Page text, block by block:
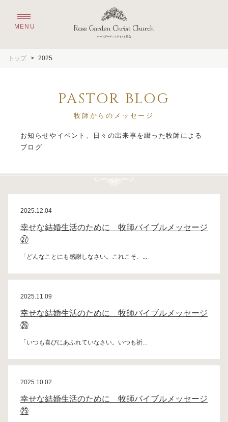
トップ > 2025
PASTOR BLOG
牧師からのメッセージ
お知らせやイベント、日々の出来事を綴った牧師による
2025.12.04
幸せな結婚生活のために 牧師バイブルメッセージ
㉗
「どんなことにも感謝しなさい。これこそ、...
2025.11.09
幸せな結婚生活のために 牧師バイブルメッセージ
㉖
「いつも喜びにあふれていなさい。いつも祈...
2025.10.02
幸せな結婚生活のために 牧師バイブルメッセージ
㉕